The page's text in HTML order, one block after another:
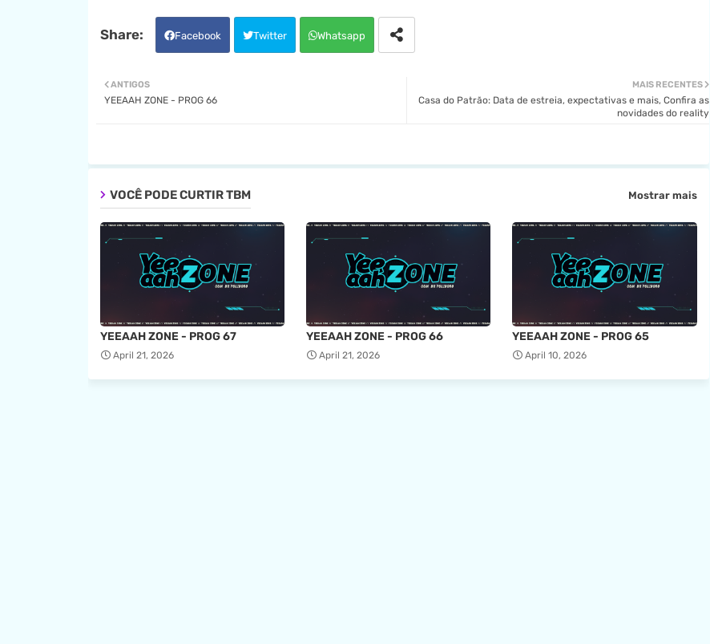
Facebook Twitter Whatsapp
MAIS RECENTES
Casa do Patrão: Data de estreia, expectativas e mais, Confira as
novidades do reality
ANTIGOS
YEEAAH ZONE - PROG 66
VOCÊ PODE CURTIR TBM Mostrar mais
YEEAAH ZONE - PROG 67
April 21, 2026
YEEAAH ZONE - PROG 66
April 21, 2026
YEEAAH ZONE - PROG 65
April 10, 2026